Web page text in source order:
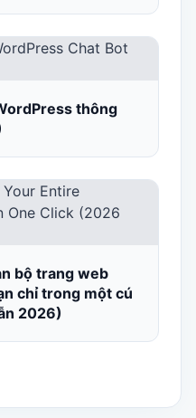
thông
bộ trang web
chỉ trong một cú
2026)